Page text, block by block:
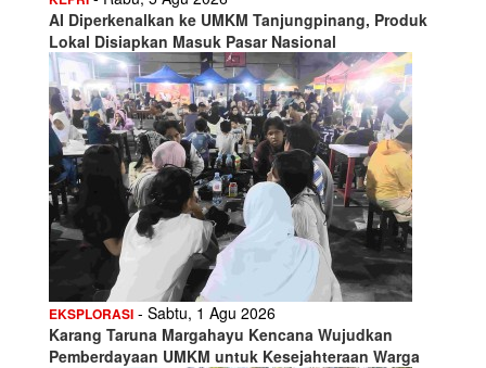
AI Diperkenalkan ke UMKM Tanjungpinang, Produk
Lokal Disiapkan Masuk Pasar Nasional
EKSPLORASI - Sabtu, 1 Agu 2026
Karang Taruna Margahayu Kencana Wujudkan
Pemberdayaan UMKM untuk Kesejahteraan Warga